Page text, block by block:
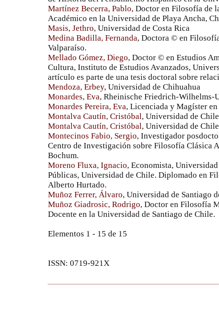
Martínez Becerra, Pablo, Doctor en Filosofía de
Académico en la Universidad de Playa Ancha,
Masis, Jethro, Universidad de Costa Rica
Medina Badilla, Fernanda, Doctora © en
Valparaíso.
Mellado Gómez, Diego, Doctor © en Estudios
Cultura, Instituto de Estudios Avanzados,
artículo es parte de una tesis doctoral sobre
Mendoza, Erbey, Universidad de Chihuahua
Monardes, Eva, Rheinische Friedrich-Wilhelms-
Monardes Pereira, Eva, Licenciada y Magíster
Montalva Cautín, Cristóbal, Universidad de
Montalva Cautín, Cristóbal, Universidad de
Montecinos Fabio, Sergio, Investigador
Centro de Investigación sobre Filosofía Clásica
Bochum.
Moreno Fluxa, Ignacio, Economista,
Públicas, Universidad de Chile. Diplomado en
Alberto Hurtado.
Muñoz Ferrer, Álvaro, Universidad de Santiago
Muñoz Giadrosic, Rodrigo, Doctor en Filosofía
Docente en la Universidad de Santiago de Chile.
Elementos 1 - 15 de 15
ISSN: 0719-921X